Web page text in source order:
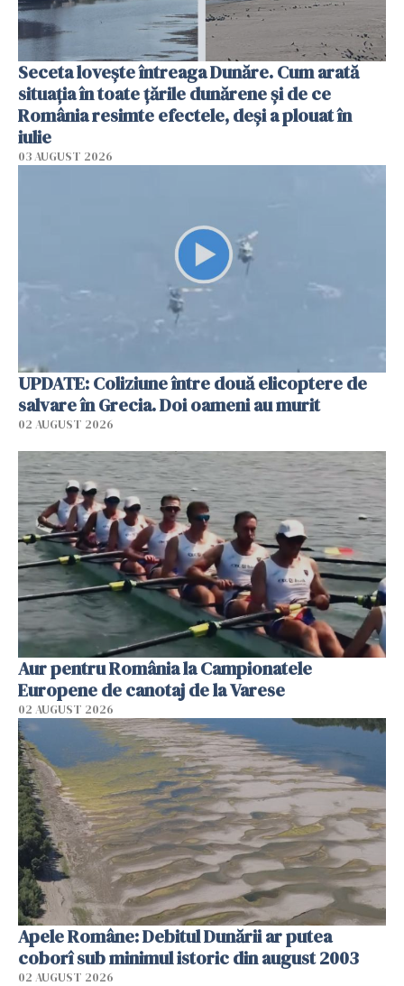
Seceta lovește întreaga Dunăre. Cum arată
situația în toate țările dunărene și de ce
România resimte efectele, deși a plouat în
iulie
03 AUGUST 2026
UPDATE: Coliziune între două elicoptere de
salvare în Grecia. Doi oameni au murit
02 AUGUST 2026
Aur pentru România la Campionatele
Europene de canotaj de la Varese
02 AUGUST 2026
Apele Române: Debitul Dunării ar putea
coborî sub minimul istoric din august 2003
02 AUGUST 2026